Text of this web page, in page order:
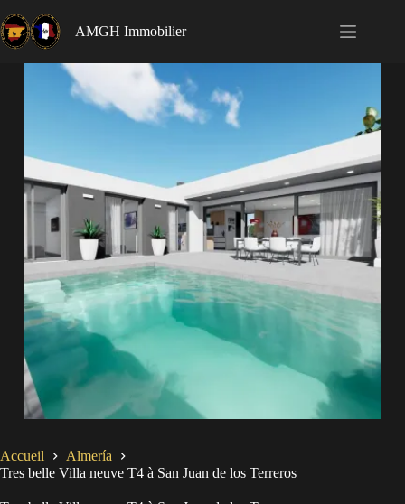
AMGH Immobilier
Accueil
Almería
Tres belle Villa neuve T4 à San Juan de los Terreros